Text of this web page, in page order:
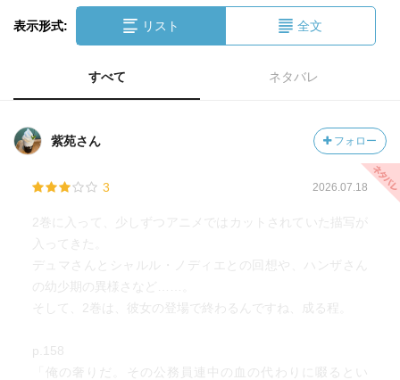
表示形式: リスト 全文
すべて ネタバレ
紫苑さん フォロー
3 2026.07.18
2巻に入って、少しずつアニメではカットされていた描写が
入ってきた。
デュマさんとシャルル・ノディエとの回想や、ハンザさん
の幼少期の異様さなど……。
そして、2巻は、彼女の登場で終わるんですね、成る程。
p.158
「俺の奢りだ。その公務員連中の血の代わりに啜るとい